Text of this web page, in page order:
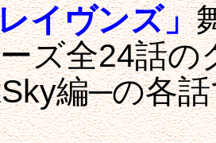
イヴンズ」
ズ全24話
編─の各